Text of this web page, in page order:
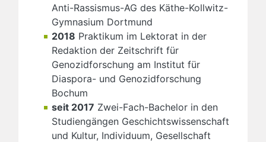
Anti-Rassismus-AG des Käthe-Kollwitz-
Gymnasium Dortmund
2018 Praktikum im Lektorat in der
Redaktion der Zeitschrift für
Genozidforschung am Institut für
Diaspora- und Genozidforschung
Bochum
seit 2017 Zwei-Fach-Bachelor in den
Studiengängen Geschichtswissenschaft
und Kultur, Individuum, Gesellschaft